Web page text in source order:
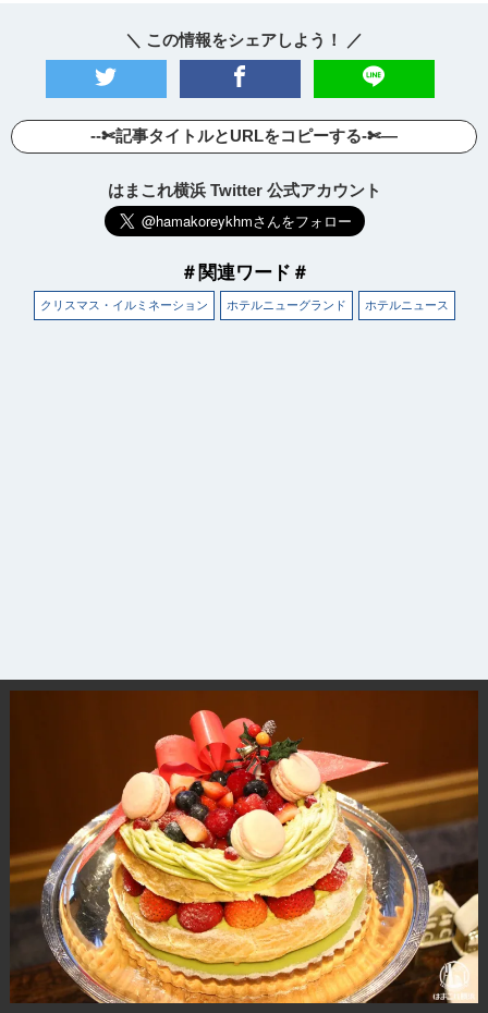
＼ この情報をシェアしよう！ ／
--✄記事タイトルとURLをコピーする-✄—
はまこれ横浜 Twitter 公式アカウント
＃関連ワード＃
クリスマス・イルミネーション ホテルニューグランド ホテルニュース